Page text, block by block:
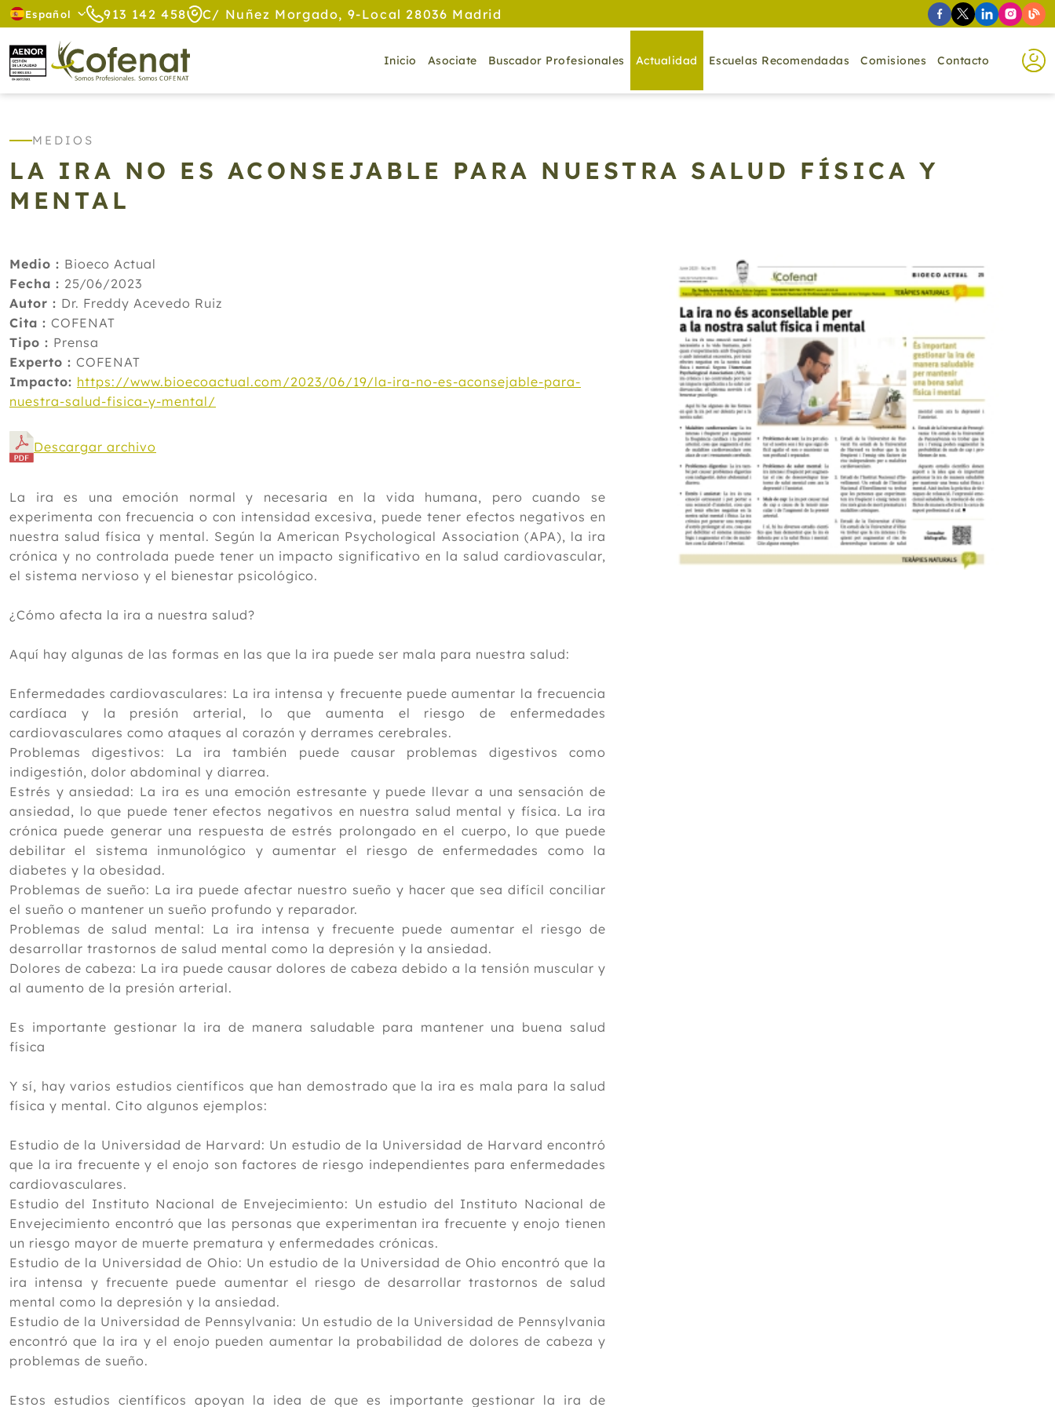
Español 913 142 458 C/ Nuñez Morgado, 9-Local 28036 Madrid
Inicio Asociate Buscador Profesionales Actualidad Escuelas Recomendadas Comisiones Contacto
MEDIOS
LA IRA NO ES ACONSEJABLE PARA NUESTRA SALUD FÍSICA Y
MENTAL
Medio : Bioeco Actual
Fecha : 25/06/2023
Autor : Dr. Freddy Acevedo Ruiz
Cita : COFENAT
Tipo : Prensa
Experto : COFENAT
Impacto: https://www.bioecoactual.com/2023/06/19/la-ira-no-es-aconsejable-para-
nuestra-salud-fisica-y-mental/
Descargar archivo
La ira es una emoción normal y necesaria en la vida humana, pero cuando se
experimenta con frecuencia o con intensidad excesiva, puede tener efectos negativos en
nuestra salud física y mental. Según la American Psychological Association (APA), la ira
crónica y no controlada puede tener un impacto significativo en la salud cardiovascular,
el sistema nervioso y el bienestar psicológico.
¿Cómo afecta la ira a nuestra salud?
Aquí hay algunas de las formas en las que la ira puede ser mala para nuestra salud:
Enfermedades cardiovasculares: La ira intensa y frecuente puede aumentar la frecuencia
cardíaca y la presión arterial, lo que aumenta el riesgo de enfermedades
cardiovasculares como ataques al corazón y derrames cerebrales.
Problemas digestivos: La ira también puede causar problemas digestivos como
indigestión, dolor abdominal y diarrea.
Estrés y ansiedad: La ira es una emoción estresante y puede llevar a una sensación de
ansiedad, lo que puede tener efectos negativos en nuestra salud mental y física. La ira
crónica puede generar una respuesta de estrés prolongado en el cuerpo, lo que puede
debilitar el sistema inmunológico y aumentar el riesgo de enfermedades como la
diabetes y la obesidad.
Problemas de sueño: La ira puede afectar nuestro sueño y hacer que sea difícil conciliar
el sueño o mantener un sueño profundo y reparador.
Problemas de salud mental: La ira intensa y frecuente puede aumentar el riesgo de
desarrollar trastornos de salud mental como la depresión y la ansiedad.
Dolores de cabeza: La ira puede causar dolores de cabeza debido a la tensión muscular y
al aumento de la presión arterial.
Es importante gestionar la ira de manera saludable para mantener una buena salud
física
Y sí, hay varios estudios científicos que han demostrado que la ira es mala para la salud
física y mental. Cito algunos ejemplos:
Estudio de la Universidad de Harvard: Un estudio de la Universidad de Harvard encontró
que la ira frecuente y el enojo son factores de riesgo independientes para enfermedades
cardiovasculares.
Estudio del Instituto Nacional de Envejecimiento: Un estudio del Instituto Nacional de
Envejecimiento encontró que las personas que experimentan ira frecuente y enojo tienen
un riesgo mayor de muerte prematura y enfermedades crónicas.
Estudio de la Universidad de Ohio: Un estudio de la Universidad de Ohio encontró que la
ira intensa y frecuente puede aumentar el riesgo de desarrollar trastornos de salud
mental como la depresión y la ansiedad.
Estudio de la Universidad de Pennsylvania: Un estudio de la Universidad de Pennsylvania
encontró que la ira y el enojo pueden aumentar la probabilidad de dolores de cabeza y
problemas de sueño.
Estos estudios científicos apoyan la idea de que es importante gestionar la ira de